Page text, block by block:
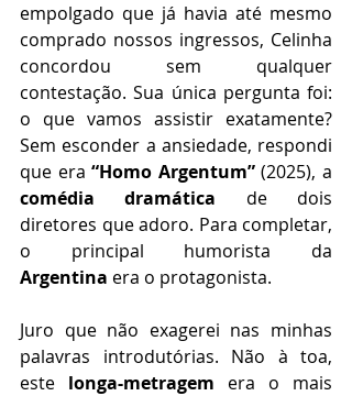
empolgado que já havia até mesmo
comprado nossos ingressos, Celinha
concordou sem qualquer
contestação. Sua única pergunta foi:
o que vamos assistir exatamente?
Sem esconder a ansiedade, respondi
que era “Homo Argentum”
comédia dramática de dois
diretores que adoro. Para completar,
Argentina era o protagonista.
Juro que não exagerei nas minhas
palavras introdutórias. Não à toa,
este longa-metragem era o mais